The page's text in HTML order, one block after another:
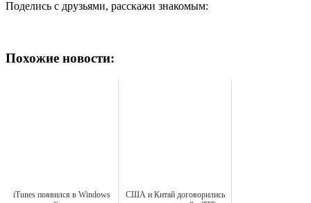
Поделись с друзьями, расскажи знакомым:
Похожие новости:
iTunes появился в Windows
США и Китай договорились